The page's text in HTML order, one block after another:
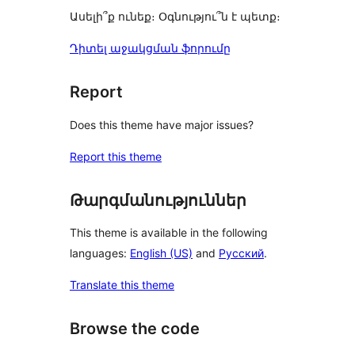
Ասելի՞ք ունեք։ Օգնությու՞ն է պետք։
Դիտել աջակցման ֆորումը
Report
Does this theme have major issues?
Report this theme
Թարգմանություններ
This theme is available in the following
languages: English (US) and Русский.
Translate this theme
Browse the code